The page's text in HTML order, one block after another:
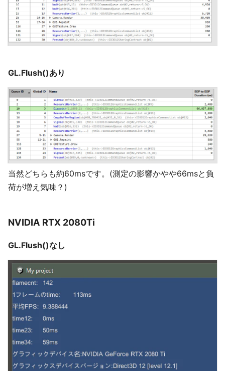
GL.Flush()あり
当然どちらも約60msです。(測定の影響かやや66msと負
荷が増え気味？)
NVIDIA RTX 2080Ti
GL.Flush()なし